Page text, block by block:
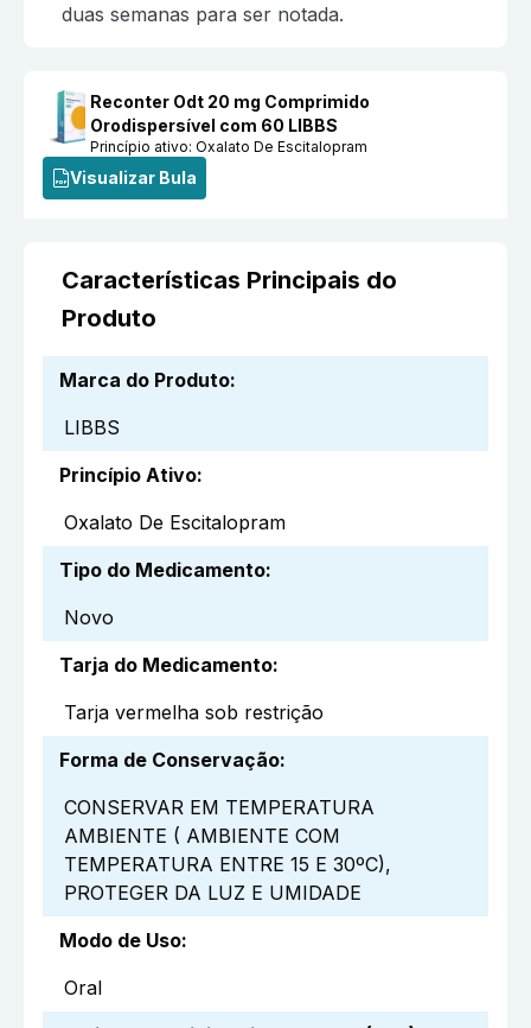
duas semanas para ser notada.
Reconter Odt 20 mg Comprimido
Orodispersível com 60 LIBBS
Princípio ativo:Oxalato De Escitalopram
Visualizar Bula
Características Principais do
Produto
Marca do Produto:
LIBBS
Princípio Ativo:
Oxalato De Escitalopram
Tipo do Medicamento:
Novo
Tarja do Medicamento:
Tarja vermelha sob restrição
Forma de Conservação:
CONSERVAR EM TEMPERATURA
AMBIENTE ( AMBIENTE COM
TEMPERATURA ENTRE 15 E 30ºC),
PROTEGER DA LUZ E UMIDADE
Modo de Uso:
Oral